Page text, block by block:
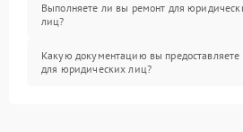
Выполняете ли вы ремонт для
лиц?
Какую документацию вы предоставляете
для юридических лиц?